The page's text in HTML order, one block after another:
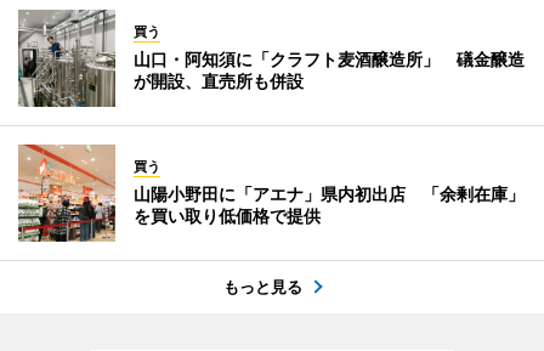
買う
山口・阿知須に「クラフト麦酒醸造所」 礒金醸造
が開設、直売所も併設
買う
山陽小野田に「アエナ」県内初出店 「余剰在庫」
を買い取り低価格で提供
もっと見る